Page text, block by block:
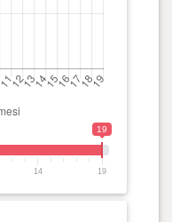
19
14 19